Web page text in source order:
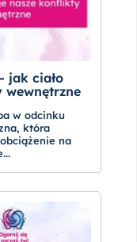
jak ciało
w odcinku
która
na